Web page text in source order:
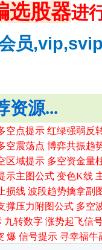
选股器进
员
资源...
空点提示 红绿强弱反
空震荡点 博弈共振趋
区域提示 多空资金量
示主图公式 变色K线
损线 波段趋势擒拿副
撑压力附图公式 多空
转数字 涨势起飞信
爆 信号提示 寻幸福